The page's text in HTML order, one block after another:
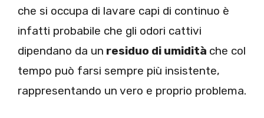
che si occupa di lavare capi di continuo è
infatti probabile che gli odori cattivi
dipendano da un residuo di umidità che col
tempo può farsi sempre più insistente,
rappresentando un vero e proprio problema.